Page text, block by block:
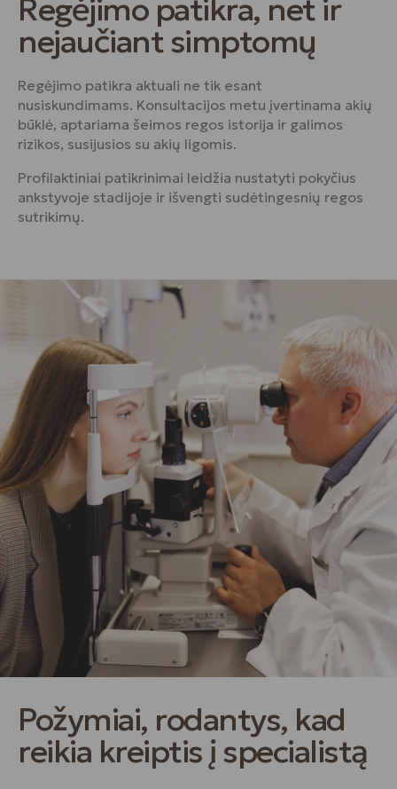
Regėjimo patikra, net ir
nejaučiant simptomų
Regėjimo patikra aktuali ne tik esant
nusiskundimams. Konsultacijos metu įvertinama akių
būklė, aptariama šeimos regos istorija ir galimos
rizikos, susijusios su akių ligomis.
Profilaktiniai patikrinimai leidžia nustatyti pokyčius
ankstyvoje stadijoje ir išvengti sudėtingesnių regos
sutrikimų.
Požymiai, rodantys, kad
reikia kreiptis į specialistą